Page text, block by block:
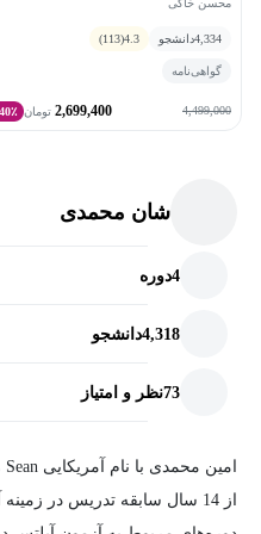
با تکنیک‌های مدیریت زمان،
ویرایش داشته باشید.
نسبت به توانایی‌های خود در
مربوط به دانشگاه، اعتماد
بالای 7 بگیرند
افرادی که در مهارت رایتینگ
محسن خاکی
4,334دانشجو 4.3
(113)
گواهی‌نامه
4,499,000
2,699,400 تومان 40٪
شان محمدی
4دوره
4,318دانشجو
73نظر و امتیاز
از 14 سال سابقه تدریس در